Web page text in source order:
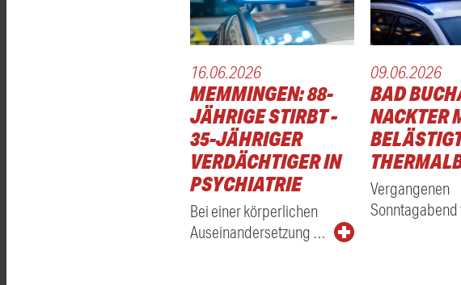
16.06.2026
MEMMINGEN: 88-
JÄHRIGE STIRBT -
35-JÄHRIGER
VERDÄCHTIGER IN
PSYCHIATRIE
Bei einer körperlichen
Auseinandersetzung …
09.06.2026
BAD
NACKTER
Vergangenen